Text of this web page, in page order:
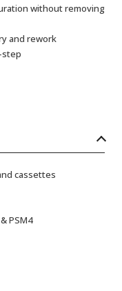
without removing
and rework
step
cassettes
PSM4